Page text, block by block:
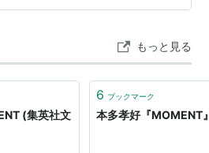
ているかわからない瀬良最初は
」で他人の嘘や違和感を見抜い
ます。 物語は三つの連作短…
もっと見る
(集英社文
6 ブックマーク
本多孝好『MOMENT